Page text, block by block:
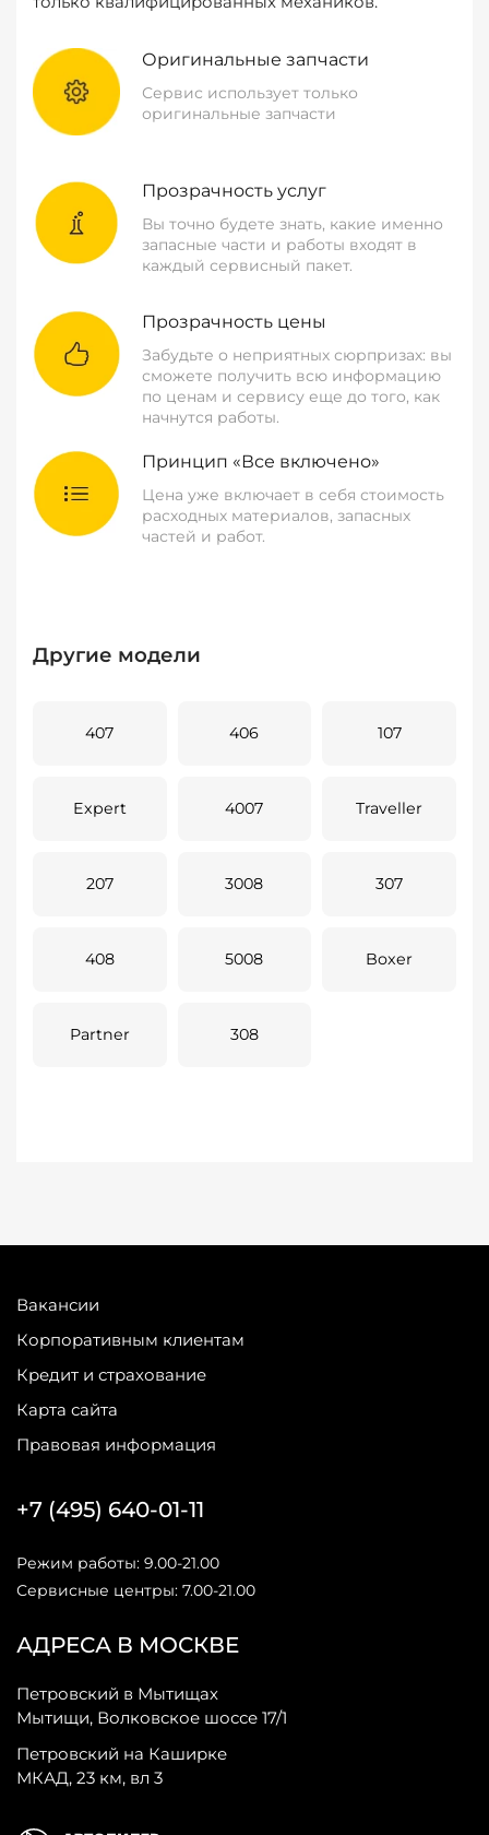
Оригинальные запчасти
Сервис использует только
оригинальные запчасти
Прозрачность услуг
Вы точно будете знать, какие именно
запасные части и работы входят в
каждый сервисный пакет.
Прозрачность цены
Забудьте о неприятных сюрпризах: вы
сможете получить всю информацию
по ценам и сервису еще до того, как
начнутся работы.
Принцип «Все включено»
Цена уже включает в себя стоимость
расходных материалов, запасных
частей и работ.
Другие модели
407 406 107
Expert 4007 Traveller
207 3008 307
408 5008 Boxer
Partner 308
Вакансии
Корпоративным клиентам
Кредит и страхование
Карта сайта
Правовая информация
АДРЕСА В МОСКВЕ
Петровский в Мытищах
Мытищи, Волковское шоссе 17/1
Петровский на Каширке
МКАД, 23 км, вл 3
+7 (495) 640-01-11
Режим работы: 9.00-21.00
Сервисные центры: 7.00-21.00